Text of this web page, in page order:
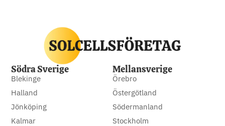
Södra Sverige
Blekinge
Halland
Jönköping
Kalmar
Mellansverige
Örebro
Östergötland
Södermanland
Stockholm